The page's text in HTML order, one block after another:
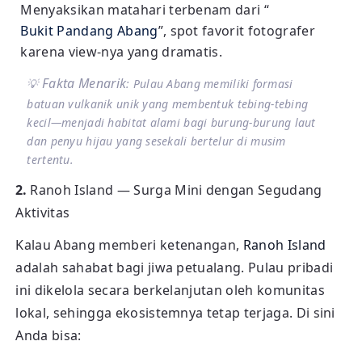
Menyaksikan matahari terbenam dari “
Bukit Pandang Abang”, spot favorit fotografer
karena view-nya yang dramatis.
💡Fakta Menarik: Pulau Abang memiliki formasi
batuan vulkanik unik yang membentuk tebing-tebing
kecil—menjadi habitat alami bagi burung-burung laut
dan penyu hijau yang sesekali bertelur di musim
tertentu.
2. Ranoh Island — Surga Mini dengan Segudang
Aktivitas
Kalau Abang memberi ketenangan, Ranoh Island
adalah sahabat bagi jiwa petualang. Pulau pribadi
ini dikelola secara berkelanjutan oleh komunitas
lokal, sehingga ekosistemnya tetap terjaga. Di sini
Anda bisa: